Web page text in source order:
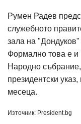
Румен Радев
служебното
зала на "Дондуков"
Формално това е и
Народно
президентски
месеца.
Източник: President.bg